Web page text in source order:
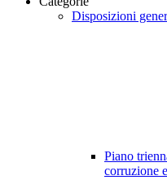
Disposizioni
Piano
corruzione